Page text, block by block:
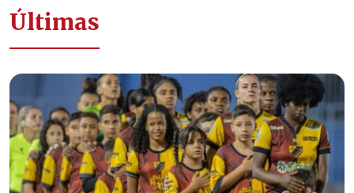
Últimas